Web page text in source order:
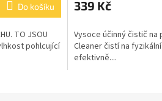
Do košíku
TO JSOU
pohlcující
339 Kč
Vysoce účinný čistič na
Cleaner čistí na
efektivně....